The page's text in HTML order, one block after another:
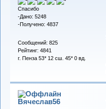
Спасибо
-Дано: 5248
-Получено: 4837
Сообщений: 825
Рейтинг: 4841
г. Пенза 53* 12 сш. 45* 0 вд.
Вячеслав56